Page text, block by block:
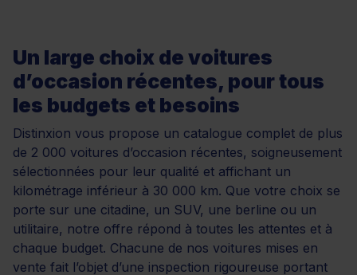
Un large choix de voitures
d’occasion récentes, pour tous
les budgets et besoins
Distinxion vous propose un catalogue complet de plus
de 2 000 voitures d’occasion récentes, soigneusement
sélectionnées pour leur qualité et affichant un
kilométrage inférieur à 30 000 km. Que votre choix se
porte sur une citadine, un SUV, une berline ou un
utilitaire, notre offre répond à toutes les attentes et à
chaque budget. Chacune de nos voitures mises en
vente fait l’objet d’une inspection rigoureuse portant